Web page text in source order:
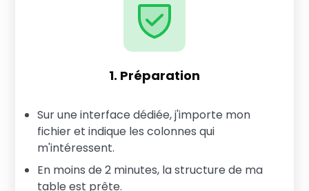
1. Préparation
Sur une interface dédiée, j'importe mon
fichier et indique les colonnes qui
m'intéressent.
En moins de 2 minutes, la structure de ma
table est prête.